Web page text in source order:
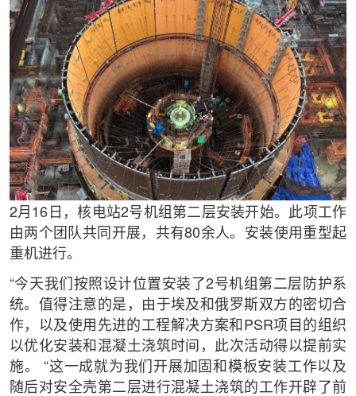
2月16日，核电站2号机组第二层安装开始。此项工作
由两个团队共同开展，共有80余人。安装使用重型起
重机进行。
“今天我们按照设计位置安装了2号机组第二层防护系
统。值得注意的是，由于埃及和俄罗斯双方的密切合
作，以及使用先进的工程解决方案和PSR项目的组织
以优化安装和混凝土浇筑时间，此次活动得以提前实
施。 “这一成就为我们开展加固和模板安装工作以及
随后对安全壳第二层进行混凝土浇筑的工作开辟了前